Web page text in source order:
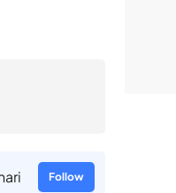
Follow